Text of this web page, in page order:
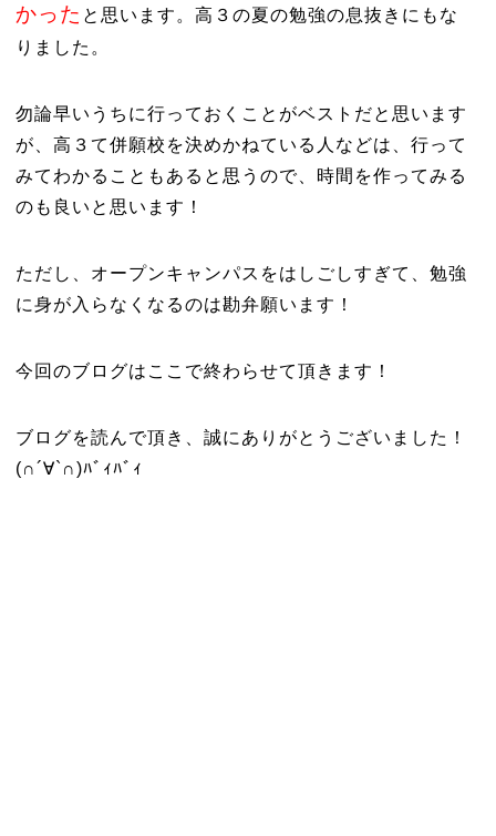
かった と思います。高３の夏の勉強の息抜きにもな
りました。
勿論早いうちに行っておくことがベストだと思います
が、高３て併願校を決めかねている人などは、行って
みてわかることもあると思うので、時間を作ってみる
のも良いと思います！
ただし、オープンキャンパスをはしごしすぎて、勉強
に身が入らなくなるのは勘弁願います！
今回のブログはここで終わらせて頂きます！
ブログを読んで頂き、誠にありがとうございました！
(∩´∀`∩)ﾊﾞｨﾊﾞｨ